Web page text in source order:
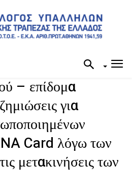
– επίδομα
για
Card λόγω των
μετακινήσεις των